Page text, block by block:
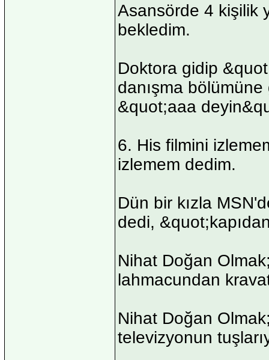
Asansörde 4 kişilik
bekledim.
Doktora gidip
danışma bölümüne
&quot;aaa
6. His filmini
izlemem dedim.
Dün bir kızla
dedi,
Nihat Doğan
lahmacundan
Nihat Doğan
televizyonun